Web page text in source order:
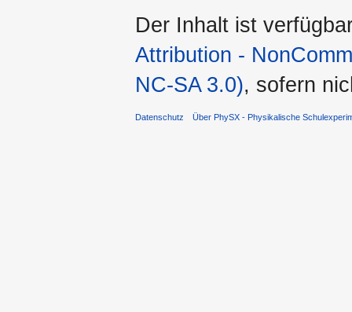
Der Inhalt ist
Attribution -
NC-SA 3.0), sofern
Datenschutz Über PhySX - Physikalische